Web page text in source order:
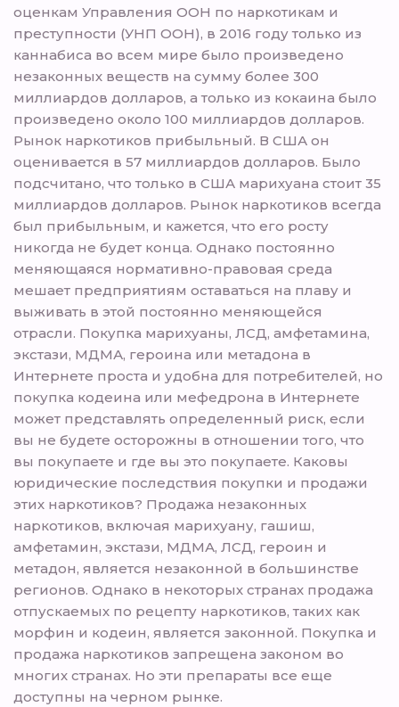
оценкам Управления ООН по наркотикам и
преступности (УНП ООН), в 2016 году только из
каннабиса во всем мире было произведено
незаконных веществ на сумму более 300
миллиардов долларов, а только из кокаина было
произведено около 100 миллиардов долларов.
Рынок наркотиков прибыльный. В США он
оценивается в 57 миллиардов долларов. Было
подсчитано, что только в США марихуана стоит 35
миллиардов долларов. Рынок наркотиков всегда
был прибыльным, и кажется, что его росту
никогда не будет конца. Однако постоянно
меняющаяся нормативно-правовая среда
мешает предприятиям оставаться на плаву и
выживать в этой постоянно меняющейся
отрасли. Покупка марихуаны, ЛСД, амфетамина,
экстази, МДМА, героина или метадона в
Интернете проста и удобна для потребителей, но
покупка кодеина или мефедрона в Интернете
может представлять определенный риск, если
вы не будете осторожны в отношении того, что
вы покупаете и где вы это покупаете. Каковы
юридические последствия покупки и продажи
этих наркотиков? Продажа незаконных
наркотиков, включая марихуану, гашиш,
амфетамин, экстази, МДМА, ЛСД, героин и
метадон, является незаконной в большинстве
регионов. Однако в некоторых странах продажа
отпускаемых по рецепту наркотиков, таких как
морфин и кодеин, является законной. Покупка и
продажа наркотиков запрещена законом во
многих странах. Но эти препараты все еще
доступны на черном рынке.